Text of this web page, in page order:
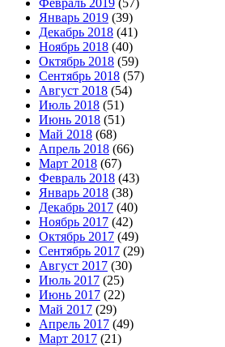
Февраль 2019 (57)
Январь 2019 (39)
Декабрь 2018 (41)
Ноябрь 2018 (40)
Октябрь 2018 (59)
Сентябрь 2018 (57)
Август 2018 (54)
Июль 2018 (51)
Июнь 2018 (51)
Май 2018 (68)
Апрель 2018 (66)
Март 2018 (67)
Февраль 2018 (43)
Январь 2018 (38)
Декабрь 2017 (40)
Ноябрь 2017 (42)
Октябрь 2017 (49)
Сентябрь 2017 (29)
Август 2017 (30)
Июль 2017 (25)
Июнь 2017 (22)
Май 2017 (29)
Апрель 2017 (49)
Март 2017 (21)